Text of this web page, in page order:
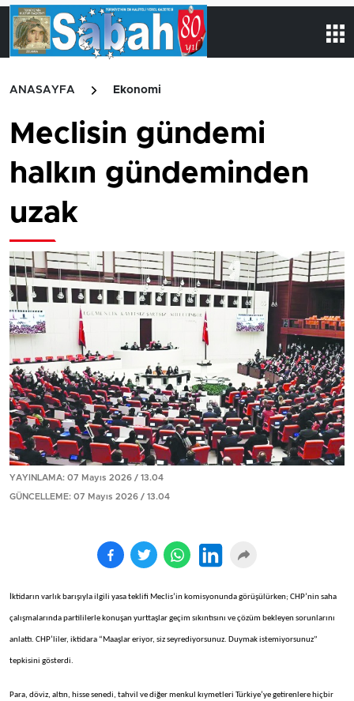
ANASAYFA Ekonomi
Meclisin gündemi
halkın gündeminden
uzak
YAYINLAMA: 07 Mayıs 2026 / 13.04
GÜNCELLEME: 07 Mayıs 2026 / 13.04
İktidarın varlık barışıyla ilgili yasa teklifi Meclis’in komisyonunda görüşülürken; CHP’nin saha
çalışmalarında partililerle konuşan yurttaşlar geçim sıkıntısını ve çözüm bekleyen sorunlarını
anlattı. CHP’liler, iktidara “Maaşlar eriyor, siz seyrediyorsunuz. Duymak istemiyorsunuz”
tepkisini gösterdi.
Para, döviz, altın, hisse senedi, tahvil ve diğer menkul kıymetleri Türkiye’ye getirenlere hiçbir